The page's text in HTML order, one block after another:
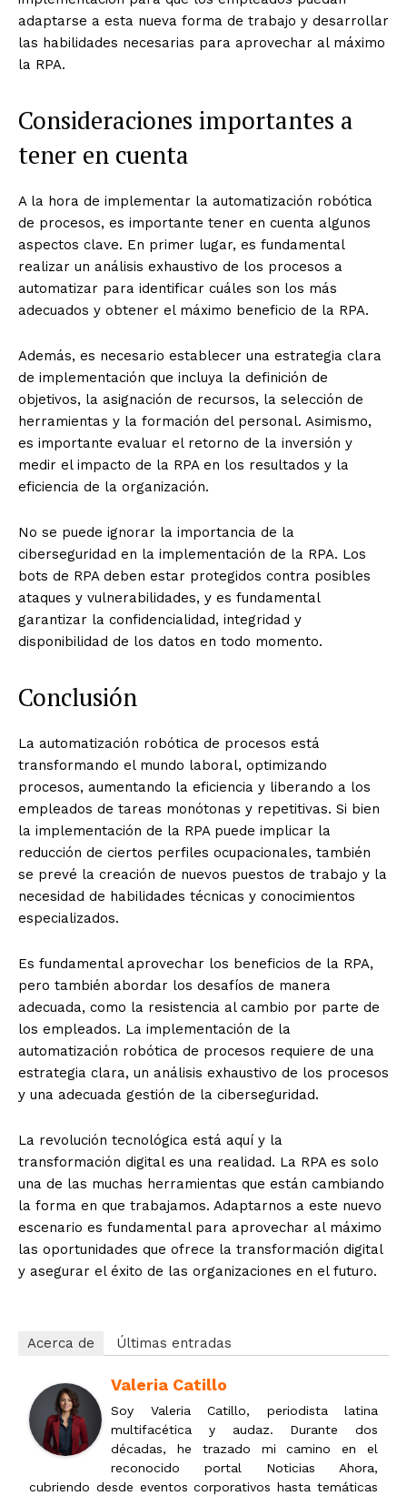
adaptarse a esta nueva forma de trabajo y desarrollar
las habilidades necesarias para aprovechar al máximo
la RPA.
Consideraciones importantes a
tener en cuenta
A la hora de implementar la automatización robótica
de procesos, es importante tener en cuenta algunos
aspectos clave. En primer lugar, es fundamental
realizar un análisis exhaustivo de los procesos a
automatizar para identificar cuáles son los más
adecuados y obtener el máximo beneficio de la RPA.
Además, es necesario establecer una estrategia clara
de implementación que incluya la definición de
objetivos, la asignación de recursos, la selección de
herramientas y la formación del personal. Asimismo,
es importante evaluar el retorno de la inversión y
medir el impacto de la RPA en los resultados y la
eficiencia de la organización.
No se puede ignorar la importancia de la
ciberseguridad en la implementación de la RPA. Los
bots de RPA deben estar protegidos contra posibles
ataques y vulnerabilidades, y es fundamental
garantizar la confidencialidad, integridad y
disponibilidad de los datos en todo momento.
Conclusión
La automatización robótica de procesos está
transformando el mundo laboral, optimizando
procesos, aumentando la eficiencia y liberando a los
empleados de tareas monótonas y repetitivas. Si bien
la implementación de la RPA puede implicar la
reducción de ciertos perfiles ocupacionales, también
se prevé la creación de nuevos puestos de trabajo y la
necesidad de habilidades técnicas y conocimientos
especializados.
Es fundamental aprovechar los beneficios de la RPA,
pero también abordar los desafíos de manera
adecuada, como la resistencia al cambio por parte de
los empleados. La implementación de la
automatización robótica de procesos requiere de una
estrategia clara, un análisis exhaustivo de los procesos
y una adecuada gestión de la ciberseguridad.
La revolución tecnológica está aquí y la
transformación digital es una realidad. La RPA es solo
una de las muchas herramientas que están cambiando
la forma en que trabajamos. Adaptarnos a este nuevo
escenario es fundamental para aprovechar al máximo
las oportunidades que ofrece la transformación digital
y asegurar el éxito de las organizaciones en el futuro.
Acerca de Últimas entradas
Valeria Catillo
Soy Valeria Catillo, periodista latina
multifacética y audaz. Durante dos
décadas, he trazado mi camino en el
reconocido portal Noticias Ahora,
cubriendo desde eventos corporativos hasta temáticas